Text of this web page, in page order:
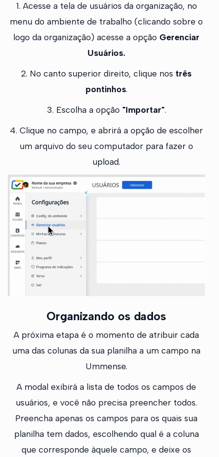
1. Acesse a tela de usuários da organização, no
menu do ambiente de trabalho (clicando sobre o
logo da organização) acesse a opção Gerenciar
Usuários.
2. No canto superior direito, clique nos três
pontinhos.
3. Escolha a opção "Importar".
4. Clique no campo, e abrirá a opção de escolher
um arquivo do seu computador para fazer o
upload.
Organizando os dados
A próxima etapa é o momento de atribuir cada
uma das colunas da sua planilha a um campo na
Ummense.
A modal exibirá a lista de todos os campos de
usuários, e você não precisa preencher todos.
Preencha apenas os campos para os quais sua
planilha tem dados, escolhendo qual é a coluna
que corresponde àquele campo, e deixe os